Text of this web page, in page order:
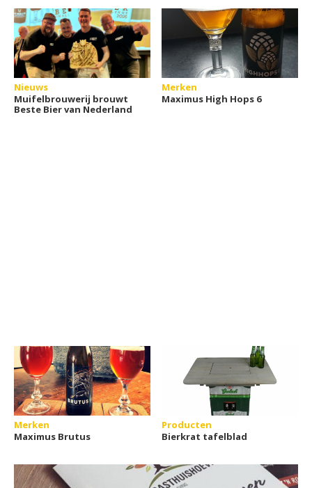
Nieuws
Muifelbrouwerij brouwt
Beste Bier van Nederland
Merken
Maximus High Hops 6
Merken
Maximus Brutus
Producten
Bierkrat tafelblad